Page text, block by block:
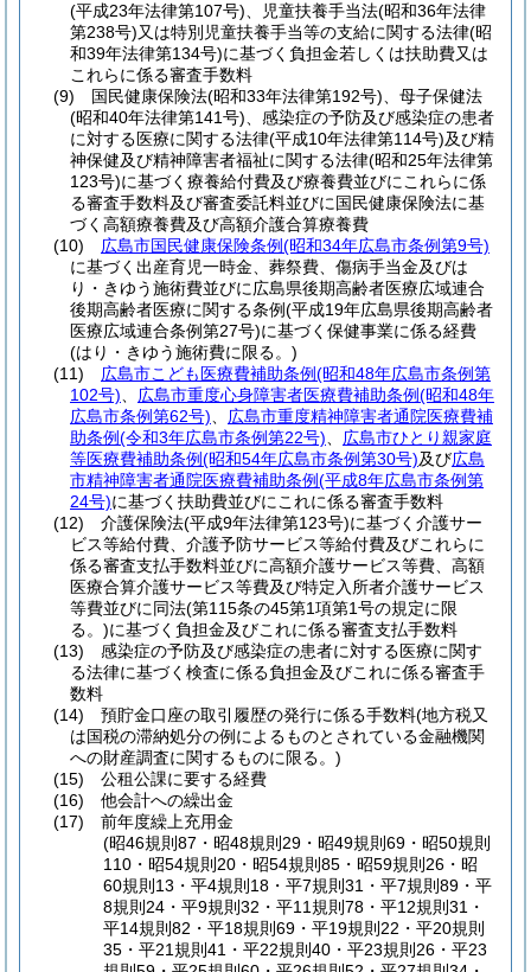
(平成23年法律第107号) 、児童扶養手当法(昭和36年法律
第238号)又は特別児童扶養手当等の支給に関する法律(昭
和39年法律第134号)に基づく負担金若しくは扶助費又は
これらに係る審査手数料
(9)
国民健康保険法(昭和33年法律第192号) 、母子保健法
(昭和40年法律第141号) 、感染症の予防及び感染症の患者
に対する医療に関する法律(平成10年法律第114号)及び精
神保健及び精神障害者福祉に関する法律(昭和25年法律第
123号)に基づく療養給付費及び療養費並びにこれらに係
る審査手数料及び審査委託料並びに国民健康保険法に基
づく高額療養費及び高額介護合算療養費
(10)
広島市国民健康保険条例(昭和34年広島市条例第9号)
に基づく出産育児一時金、葬祭費、傷病手当金及びは
り・きゆう施術費並びに広島県後期高齢者医療広域連合
後期高齢者医療に関する条例(平成19年広島県後期高齢者
医療広域連合条例第27号)に基づく保健事業に係る経費
(はり・きゆう施術費に限る。)
(11)
広島市こども医療費補助条例(昭和48年広島市条例第
102号)
広島市重度心身障害者医療費補助条例(昭和48年
広島市条例第62号)
広島市重度精神障害者通院医療費補
助条例(令和3年広島市条例第22号)
広島市ひとり親家庭
等医療費補助条例(昭和54年広島市条例第30号)及び広島
市精神障害者通院医療費補助条例(平成8年広島市条例第
24号)に基づく扶助費並びにこれに係る審査手数料
(12)
介護保険法(平成9年法律第123号)に基づく介護サー
ビス等給付費、介護予防サービス等給付費及びこれらに
係る審査支払手数料並びに高額介護サービス等費、高額
医療合算介護サービス等費及び特定入所者介護サービス
等費並びに同法(第115条の45第1項第1号の規定に限
る。)に基づく負担金及びこれに係る審査支払手数料
(13)
感染症の予防及び感染症の患者に対する医療に関す
る法律に基づく検査に係る負担金及びこれに係る審査手
数料
(14)
預貯金口座の取引履歴の発行に係る手数料(地方税又
は国税の滞納処分の例によるものとされている金融機関
への財産調査に関するものに限る。)
(15)
公租公課に要する経費
(16)
他会計への繰出金
(17)
前年度繰上充用金
(昭46規則87・昭48規則29・昭49規則69・昭50規則
110・昭54規則20・昭54規則85・昭59規則26・昭
60規則13・平4規則18・平7規則31・平7規則89・平
8規則24・平9規則32・平11規則78・平12規則31・
平14規則82・平18規則69・平19規則22・平20規則
35・平21規則41・平22規則40・平23規則26・平23